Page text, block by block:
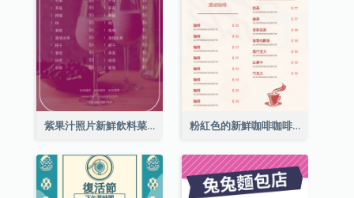
紫果汁照片新鮮飲料菜單 粉紅色的新鮮咖啡咖啡館照片簡單菜單